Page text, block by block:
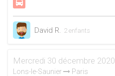
David R. 2 enfants
Mercredi 30 décembre 2020
Lons-le-Saunier Paris